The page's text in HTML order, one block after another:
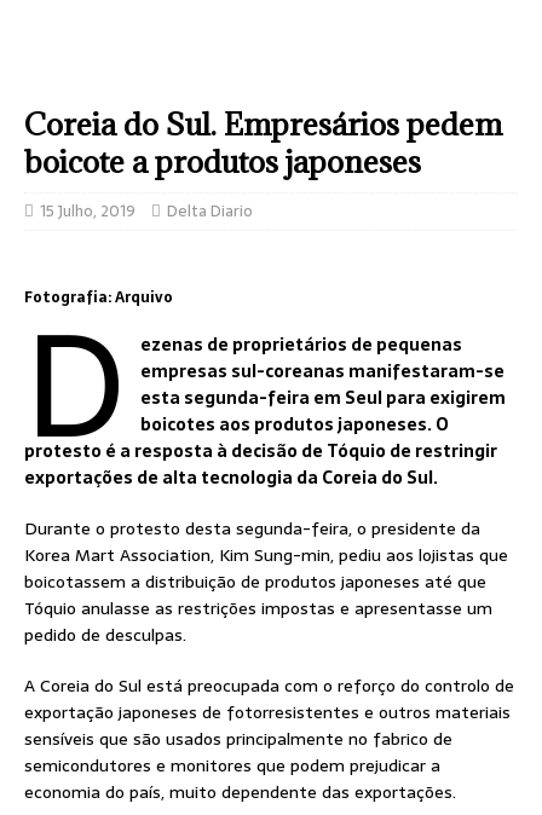
Coreia do Sul. Empresários pedem
boicote a produtos japoneses
15 Julho, 2019 Delta Diario
Fotografia: Arquivo
D ezenas de proprietários de pequenas
empresas sul-coreanas manifestaram-se
esta segunda-feira em Seul para exigirem
boicotes aos produtos japoneses. O
protesto é a resposta à decisão de Tóquio de restringir
exportações de alta tecnologia da Coreia do Sul.
Durante o protesto desta segunda-feira, o presidente da
Korea Mart Association, Kim Sung-min, pediu aos lojistas que
boicotassem a distribuição de produtos japoneses até que
Tóquio anulasse as restrições impostas e apresentasse um
pedido de desculpas.
A Coreia do Sul está preocupada com o reforço do controlo de
exportação japoneses de fotorresistentes e outros materiais
sensíveis que são usados principalmente no fabrico de
semicondutores e monitores que podem prejudicar a
economia do país, muito dependente das exportações.